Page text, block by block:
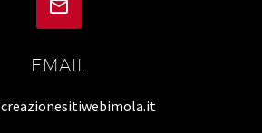


EMAIL